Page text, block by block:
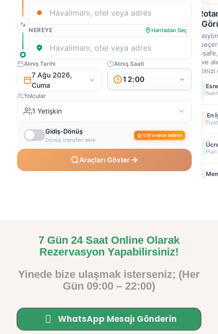
7 Gün 24 Saat Online Olarak
Rezervasyon Yapabilirsiniz!
Yinede bize ulaşmak isterseniz; (Her
Gün 09:00 – 22:00)
WhatsApp Mesajı Gönderin